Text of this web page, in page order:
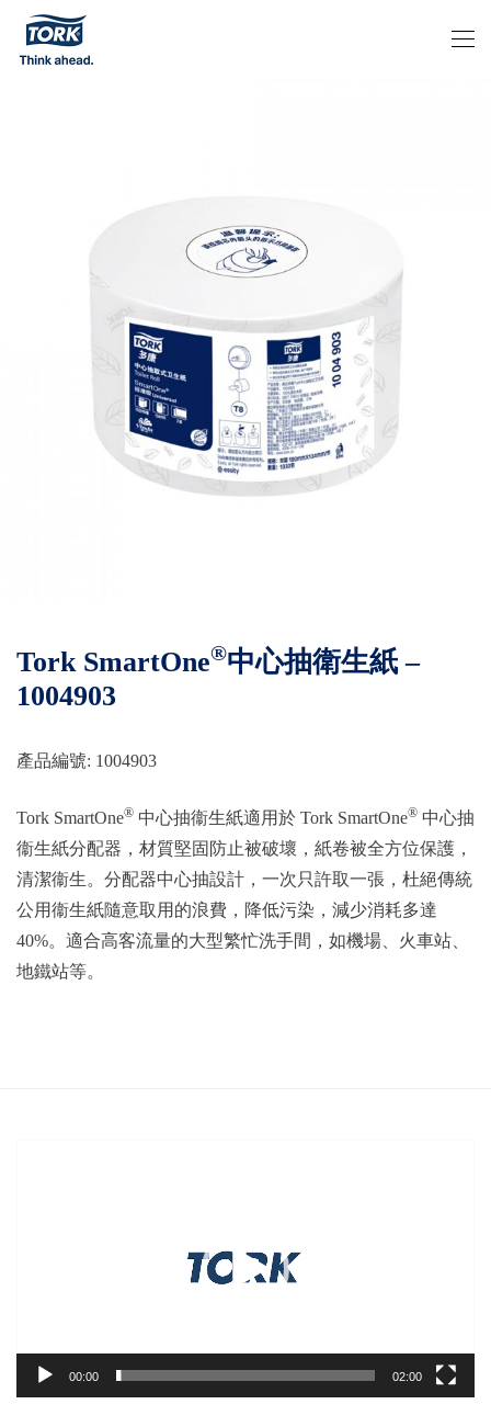
Tork SmartOne®中心抽衛生紙 –
1004903
產品編號: 1004903
Tork SmartOne® 中心抽衞生紙適用於 Tork SmartOne® 中心抽
衞生紙分配器，材質堅固防止被破壞，紙卷被全方位保護，
清潔衞生。分配器中心抽設計，一次只許取一張，杜絕傳統
公用衞生紙隨意取用的浪費，降低污染，減少消耗多達
40%。適合高客流量的大型繁忙洗手間，如機場、火車站、
地鐵站等。
00:00 02:00